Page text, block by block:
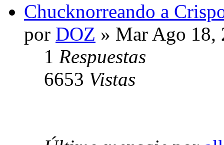
Chucknorreando a
por DOZ » Mar Ago 18,
1 Respuestas
6653 Vistas